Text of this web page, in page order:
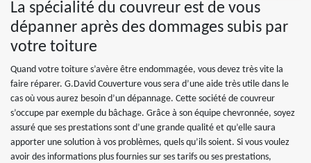
La spécialité du couvreur est de vous
dépanner après des dommages subis par
votre toiture
Quand votre toiture s’avère être endommagée, vous devez très vite la
faire réparer. G.David Couverture vous sera d’une aide très utile dans le
cas où vous aurez besoin d’un dépannage. Cette société de couvreur
s’occupe par exemple du bâchage. Grâce à son équipe chevronnée, soyez
assuré que ses prestations sont d’une grande qualité et qu’elle saura
apporter une solution à vos problèmes, quels qu’ils soient. Si vous voulez
avoir des informations plus fournies sur ses tarifs ou ses prestations,